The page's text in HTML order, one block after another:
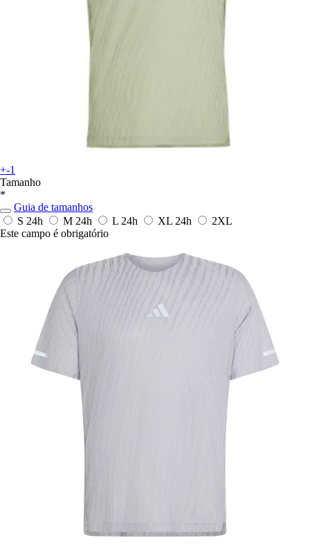
+-1
Tamanho
*
Guia de tamanhos
S 24h M 24h L 24h XL 24h
2XL
Este campo é obrigatório